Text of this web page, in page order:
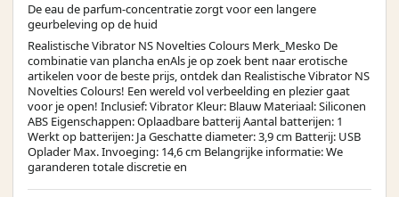
De eau de parfum-concentratie zorgt voor een langere
geurbeleving op de huid
Realistische Vibrator NS Novelties Colours Merk_Mesko De
combinatie van plancha enAls je op zoek bent naar erotische
artikelen voor de beste prijs, ontdek dan Realistische Vibrator NS
Novelties Colours! Een wereld vol verbeelding en plezier gaat
voor je open! Inclusief: Vibrator Kleur: Blauw Materiaal: Siliconen
ABS Eigenschappen: Oplaadbare batterij Aantal batterijen: 1
Werkt op batterijen: Ja Geschatte diameter: 3,9 cm Batterij: USB
Oplader Max. Invoeging: 14,6 cm Belangrijke informatie: We
garanderen totale discretie en